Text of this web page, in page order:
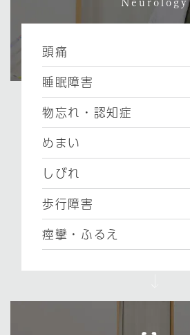
Neurology
頭痛
睡眠障害
物忘れ・認知症
めまい
しびれ
歩行障害
痙攣・ふるえ